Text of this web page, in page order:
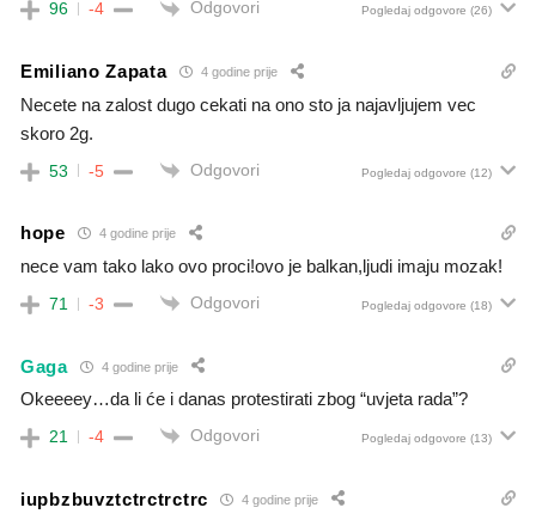
96 -4 Odgovori Pogledaj odgovore (26)
Emiliano Zapata 4 godine prije
Necete na zalost dugo cekati na ono sto ja najavljujem vec
skoro 2g.
53 -5 Odgovori Pogledaj odgovore (12)
hope 4 godine prije
nece vam tako lako ovo proci!ovo je balkan,ljudi imaju mozak!
71 -3 Odgovori Pogledaj odgovore (18)
Gaga 4 godine prije
Okeeeey…da li će i danas protestirati zbog “uvjeta rada”?
21 -4 Odgovori Pogledaj odgovore (13)
iupbzbuvztctrctrctrc 4 godine prije